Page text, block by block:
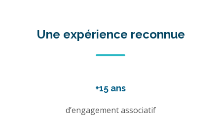
Une expérience reconnue
+15 ans
d’engagement associatif